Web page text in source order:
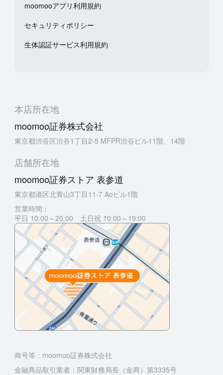
moomooアプリ利用規約
セキュリティポリシー
生体認証サービス利用規約
本店所在地
moomoo証券株式会社
東京都渋谷区渋谷1丁目2-5 MFPR渋谷ビル11階、14階
店舗所在地
moomoo証券ストア 表参道
東京都港区北青山3丁目11-7 Aoビル1階
営業時間：
平日 10:00～20:00 土日祝 10:00～19:00
商号等：moomoo証券株式会社
金融商品取引業者：関東財務局長（金商）第3335号